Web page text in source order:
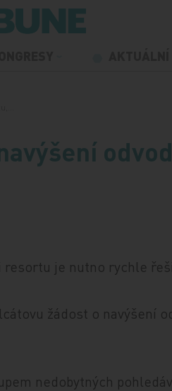
je nutno rychle
žádost o navýšení
nedobytných